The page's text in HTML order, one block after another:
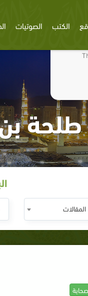
We
الكتب الصوتيات
طلحة
المقالات